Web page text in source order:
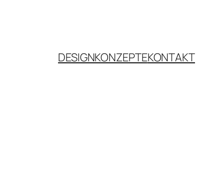
DESIGNKONZEPTEKONTAKT